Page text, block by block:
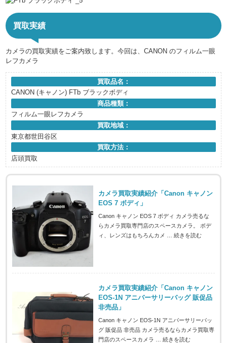
買取実績
カメラの買取実績をご案内致します。今回は、CANON のフィルム一眼
レフカメラ
買取品名：
CANON (キャノン) FTb ブラックボディ
商品種類：
フィルム一眼レフカメラ
買取地域：
東京都世田谷区
買取方法：
店頭買取
カメラ買取実績紹介「Canon キャノン
EOS 7 ボディ」
Canon キャノン EOS 7 ボディ カメラ売るな
らカメラ買取専門店のスペースカメラ。 ボデ
ィ、レンズはもちろんカメ …続きを読む
カメラ買取実績紹介「Canon キャノン
EOS-1N アニバーサリーバッグ 販促品
非売品」
Canon キャノン EOS-1N アニバーサリーバッ
グ 販促品 非売品 カメラ売るならカメラ買取専
門店のスペースカメラ …続きを読む